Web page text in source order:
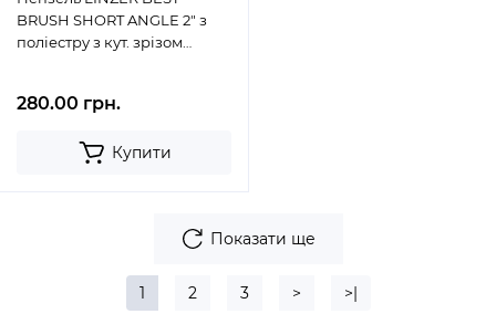
BRUSH SHORT ANGLE 2" з
поліестру з кут. зрізом
280.00 грн.
Купити
Показати ще
1 2 3 > >|